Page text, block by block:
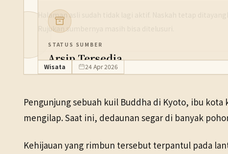
Halaman asli sudah tidak lagi aktif. Naskah tetap
Rujukan sumbernya masih bisa ditelusuri.
Wisata 24 Apr 2026
STATUS SUMBER
Arsip Tersedia
TANGGAL SUMBER
24 Apr 2026
Pranala sumber asli tidak lagi tersedia. Versi arsip ditemukan.
Pengunjung sebuah kuil Buddha di Kyoto, ibu
mengilap. Saat ini, dedaunan segar di banyak
Kehijauan yang rimbun tersebut terpantul pada